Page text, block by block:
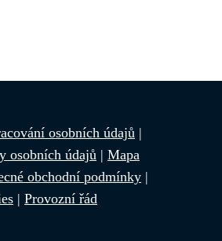
osobních údajů |
osobních údajů | Mapa
obchodní podmínky |
| Provozní řád